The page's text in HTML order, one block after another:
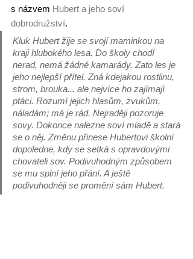
s názvem Hubert a jeho soví
dobrodružství.
Kluk Hubert žije se svojí maminkou na
kraji hlubokého lesa. Do školy chodí
nerad, nemá žádné kamarády. Zato les je
jeho nejlepší přítel. Zná kdejakou rostlinu,
strom, brouka... ale nejvíce ho zajímají
ptáci. Rozumí jejich hlasům, zvukům,
náladám; má je rád. Nejraději pozoruje
sovy. Dokonce nalezne soví mladě a stará
se o něj. Změnu přinese Hubertovi školní
dopoledne, kdy se setká s opravdovými
chovateli sov. Podivuhodným způsobem
se mu splní jeho přání. A ještě
podivuhodněji se promění sám Hubert.